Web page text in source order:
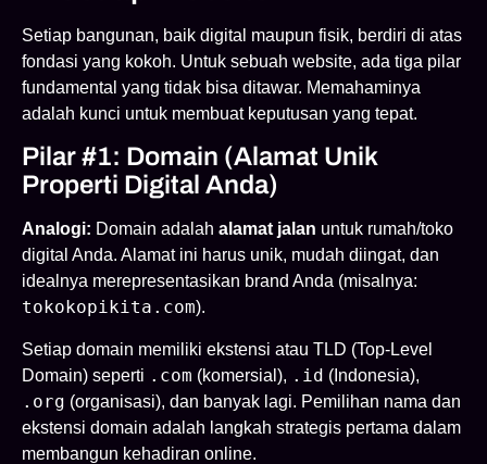
Setiap bangunan, baik digital maupun fisik, berdiri di atas
fondasi yang kokoh. Untuk sebuah website, ada tiga pilar
fundamental yang tidak bisa ditawar. Memahaminya
adalah kunci untuk membuat keputusan yang tepat.
Pilar #1: Domain (Alamat Unik
Properti Digital Anda)
Analogi: Domain adalah alamat jalan untuk rumah/toko
digital Anda. Alamat ini harus unik, mudah diingat, dan
idealnya merepresentasikan brand Anda (misalnya:
tokokopikita.com).
Setiap domain memiliki ekstensi atau TLD (Top-Level
Domain) seperti .com (komersial), .id (Indonesia),
.org (organisasi), dan banyak lagi. Pemilihan nama dan
ekstensi domain adalah langkah strategis pertama dalam
membangun kehadiran online.